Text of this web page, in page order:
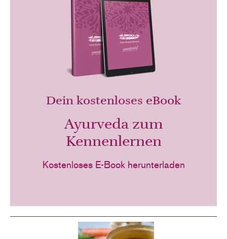
Dein kostenloses eBook
Ayurveda zum
Kennenlernen
Kostenloses E-Book herunterladen